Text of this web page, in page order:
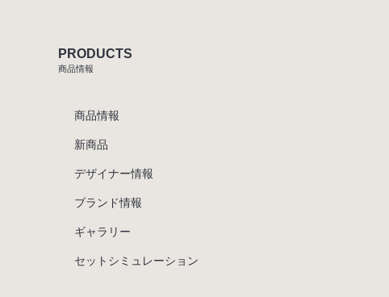
PRODUCTS
商品情報
商品情報
新商品
デザイナー情報
ブランド情報
ギャラリー
セットシミュレーション